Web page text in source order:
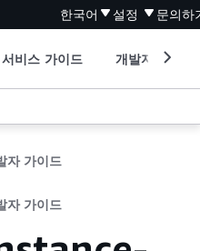
한국어 설정 문의하
서비스 가이드 개발자 도구
자 가이드
자 가이드